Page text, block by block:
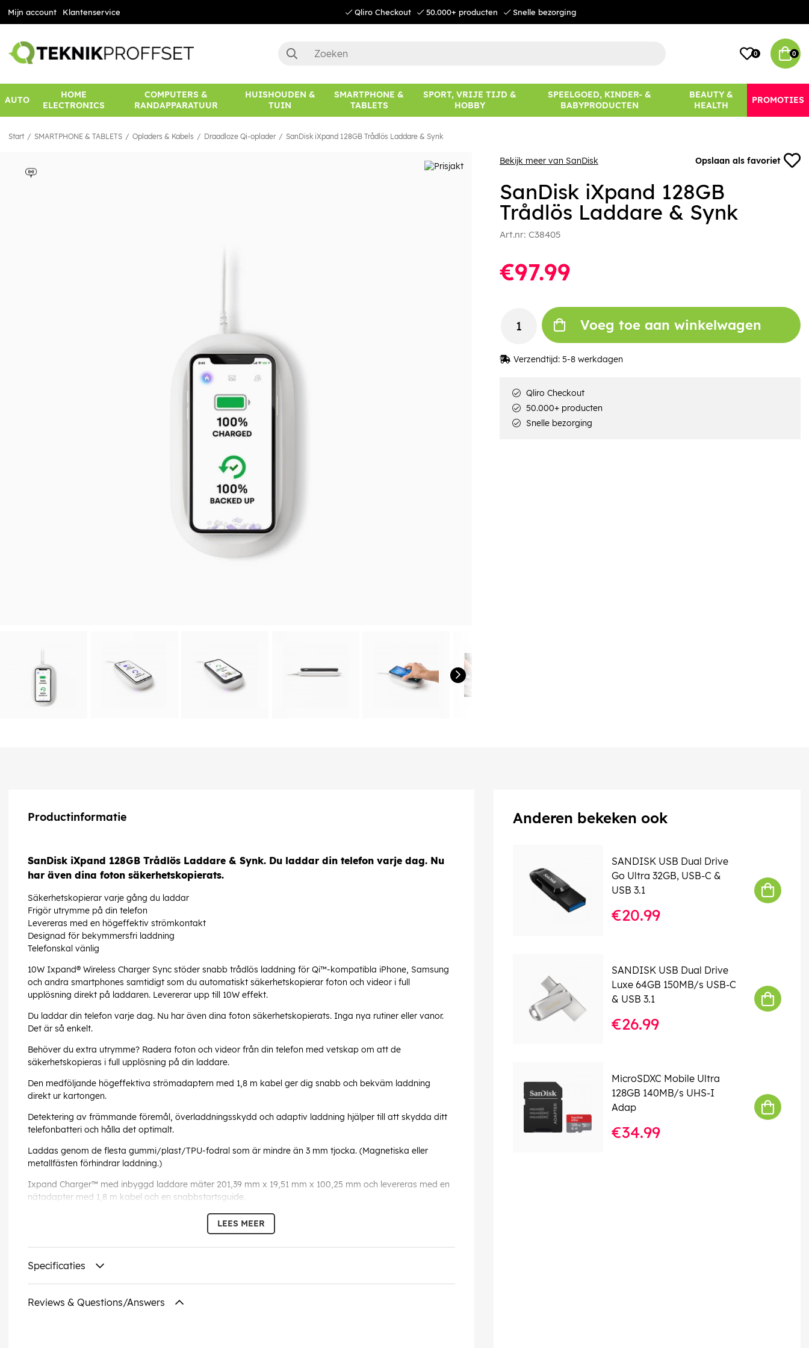
Mijn account Klantenservice Qliro Checkout 50.000+ producten Snelle bezorging
0 0
AUTO
HOME
ELECTRONICS
COMPUTERS &
RANDAPPARATUUR
HUISHOUDEN &
TUIN
SMARTPHONE &
TABLETS
SPORT, VRIJE TIJD &
HOBBY
SPEELGOED, KINDER- &
BABYPRODUCTEN
BEAUTY &
HEALTH
PROMOTIES
Start SMARTPHONE & TABLETS Opladers & Kabels Draadloze Qi-oplader SanDisk iXpand 128GB Trådlös Laddare & Synk
Bekijk meer van SanDisk Opslaan als favoriet
SanDisk iXpand 128GB
Trådlös Laddare & Synk
Art.nr: C38405
€97.99
Voeg toe aan winkelwagen
Verzendtijd: 5-8 werkdagen
Qliro Checkout
50.000+ producten
Snelle bezorging
Productinformatie
SanDisk iXpand 128GB Trådlös Laddare & Synk. Du laddar din telefon varje dag. Nu
har även dina foton säkerhetskopierats.
Säkerhetskopierar varje gång du laddar
Frigör utrymme på din telefon
Levereras med en högeffektiv strömkontakt
Designad för bekymmersfri laddning
Telefonskal vänlig
10W Ixpand® Wireless Charger Sync stöder snabb trådlös laddning för Qi™-kompatibla iPhone, Samsung
och andra smartphones samtidigt som du automatiskt säkerhetskopierar foton och videor i full
upplösning direkt på laddaren. Levererar upp till 10W effekt.
Du laddar din telefon varje dag. Nu har även dina foton säkerhetskopierats. Inga nya rutiner eller vanor.
Det är så enkelt.
Behöver du extra utrymme? Radera foton och videor från din telefon med vetskap om att de
säkerhetskopieras i full upplösning på din laddare.
Den medföljande högeffektiva strömadaptern med 1,8 m kabel ger dig snabb och bekväm laddning
direkt ur kartongen.
Detektering av främmande föremål, överladdningsskydd och adaptiv laddning hjälper till att skydda ditt
telefonbatteri och hålla det optimalt.
Laddas genom de flesta gummi/plast/TPU-fodral som är mindre än 3 mm tjocka. (Magnetiska eller
metallfästen förhindrar laddning.)
Ixpand Charger™ med inbyggd laddare mäter 201,39 mm x 19,51 mm x 100,25 mm och levereras med en
nätadapter med 1,8 m kabel och en snabbstartsguide.
LEES MEER
Specificaties
Reviews & Questions/Answers
Anderen bekeken ook
SANDISK USB Dual Drive
Go Ultra 32GB, USB-C &
USB 3.1
€20.99
SANDISK USB Dual Drive
Luxe 64GB 150MB/s USB-C
& USB 3.1
€26.99
MicroSDXC Mobile Ultra
128GB 140MB/s UHS-I
Adap
€34.99